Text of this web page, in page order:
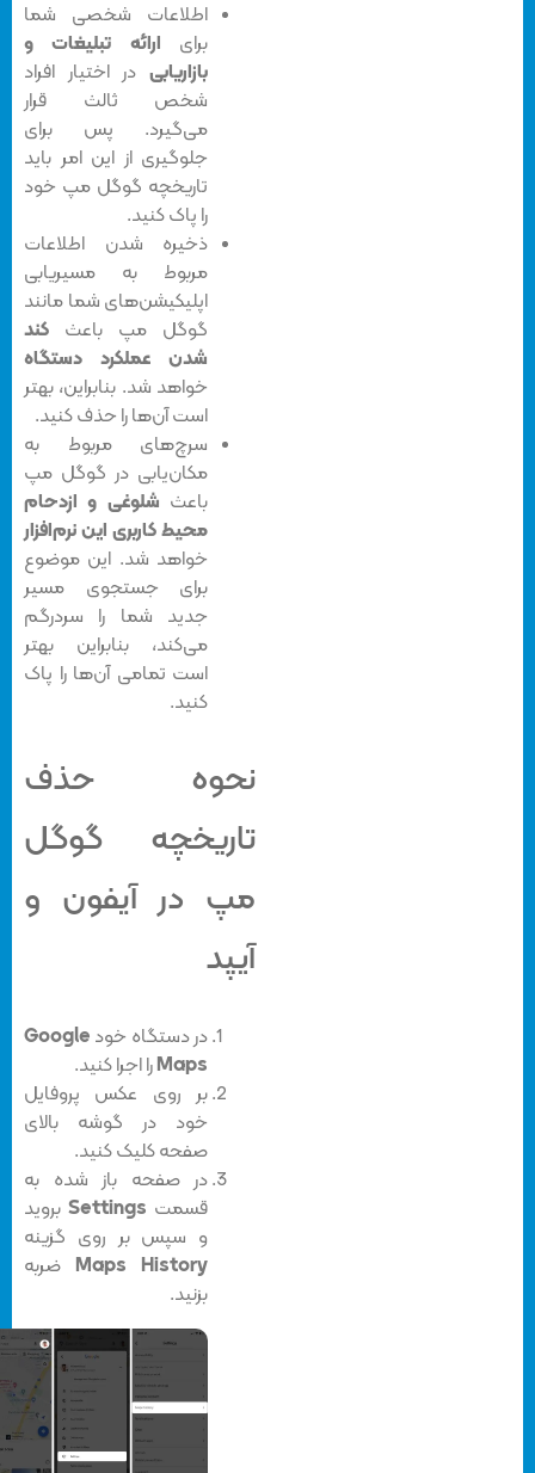
اطلاعات شخصی شما
برایارائه تبلیغات و
بازاریابیدر اختیار افراد
شخص ثالث قرار
می‌گیرد. پس برای
جلوگیری از این امر باید
تاریخچه گوگل مپ خود
را پاک کنید.
ذخیره شدن اطلاعات
مربوط به مسیریابی
اپلیکیشن‌های شما مانند
گوگل مپ باعثکند
شدن عملکرد دستگاه
خواهد شد. بنابراین، بهتر
است آن‌ها را حذف کنید.
سرچ‌های مربوط به
مکان‌یابی در گوگل مپ
باعثشلوغی و ازدحام
محیط کاربری این نرم‌افزار
خواهد شد. این موضوع
برای جستجوی مسیر
جدید شما را سردرگم
می‌کند، بنابراین بهتر
است تمامی آن‌ها را پاک
کنید.
نحوه حذف
تاریخچه گوگل
مپ در آیفون و
آیپد
در دستگاه خود Google
Mapsرا اجرا کنید.
بر روی عکس پروفایل
خود در گوشه بالای
صفحه کلیک کنید.
در صفحه باز شده به
قسمتSettingsبروید
و سپس بر روی گزینه
Maps Historyضربه
بزنید.